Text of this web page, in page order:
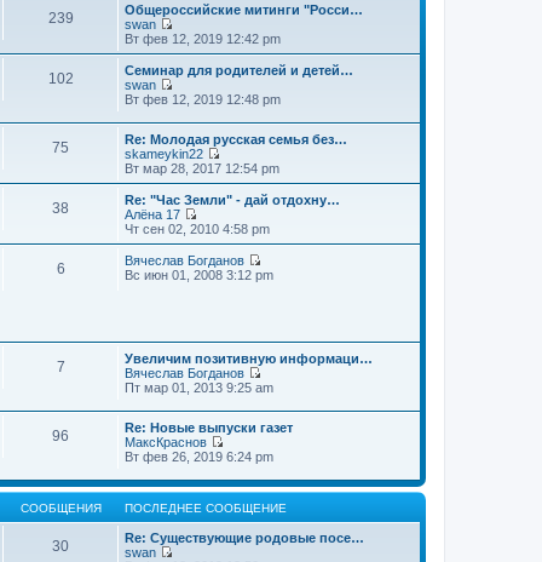
239
Общероссийские митинги "Росси…
swan
П
е
р
е
й
т
и
к
п
о
с
л
е
д
м
у
б
щ
е
н
ю
Вт фев 12, 2019 12:42 pm
102
Семинар для родителей и детей…
swan
П
р
е
й
т
и
к
п
о
с
л
е
у
с
о
о
щ
е
н
и
Вт фев 12, 2019 12:48 pm
75
Re: Молодая русская семья без…
skameykin22
П
е
р
е
й
к
п
е
д
н
е
у
с
о
о
щ
н
ю
Вт мар 28, 2017 12:54 pm
38
Re: "Час Земли" - дай отдохну…
Алёна 17
П
е
р
е
й
п
о
с
л
д
н
е
м
с
о
о
щ
Чт сен 02, 2010 4:58 pm
6
Вячеслав Богданов
П
т
и
п
л
д
е
м
у
с
Вс июн 01, 2008 3:12 pm
7
Увеличим позитивную информаци…
Вячеслав Богданов
П
р
е
т
к
п
о
л
Пт мар 01, 2013 9:25 am
96
Re: Новые выпуски газет
МаксКраснов
П
р
е
й
т
и
Вт фев 26, 2019 6:24 pm
СООБЩЕНИЯ ПОСЛЕДНЕЕ СООБЩЕНИЕ
30
Re: Существующие родовые посе…
swan